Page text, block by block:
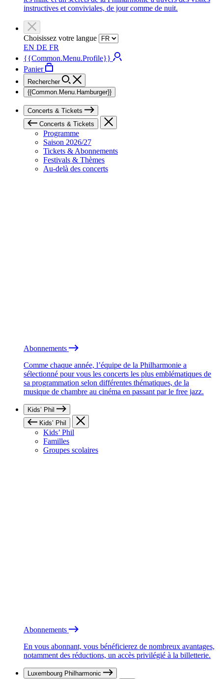
instructives et conviviales, de jour comme de nuit.
Choisissez votre langue
EN DE FR
{{Common.Menu.Profile}}
Panier
Rechercher
{{Common.Menu.Hamburger}}
Concerts & Tickets
Concerts & Tickets
Programme
Saison 2026/27
Tickets & Abonnements
Festivals & Thèmes
Au-delà des concerts
Abonnements
Comme chaque année, l’équipe de la Philharmonie a
sélectionné pour vous les concerts les plus emblématiques de
sa programmation selon différentes thématiques, de la
musique de chambre au cinéma en passant par le free jazz.
Kids’ Phil
Kids’ Phil
Kids’ Phil
Familles
Groupes scolaires
Abonnements
En vous abonnant, vous bénéficierez de nombreux avantages,
notamment des réductions, un accès privilégié à la billetterie.
Luxembourg Philharmonic